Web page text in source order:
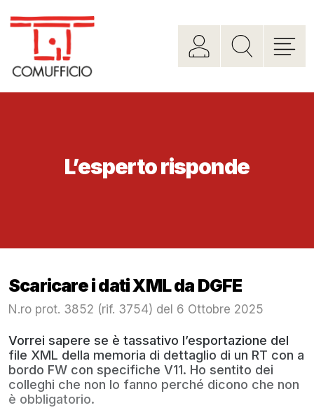
L’esperto risponde
Scaricare i dati XML da DGFE
N.ro prot. 3852 (rif. 3754) del 6 Ottobre 2025
Vorrei sapere se è tassativo l’esportazione del
file XML della memoria di dettaglio di un RT con a
bordo FW con specifiche V11. Ho sentito dei
colleghi che non lo fanno perché dicono che non
è obbligatorio.